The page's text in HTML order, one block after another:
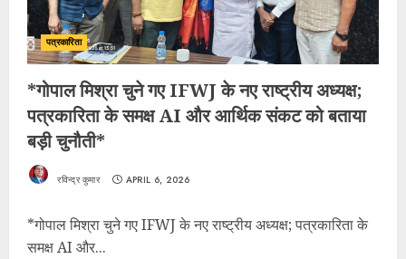
पत्रकारिता
*गोपाल मिश्रा चुने गए IFWJ के नए राष्ट्रीय अध्यक्ष;
पत्रकारिता के समक्ष AI और आर्थिक संकट को बताया
बड़ी चुनौती*
रविन्द्र कुमार APRIL 6, 2026
*गोपाल मिश्रा चुने गए IFWJ के नए राष्ट्रीय अध्यक्ष; पत्रकारिता के
समक्ष AI और...